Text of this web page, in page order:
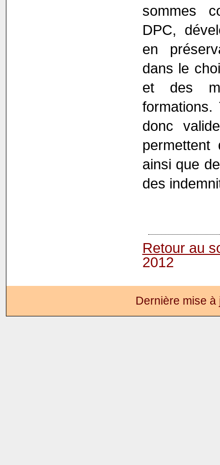
sommes
DPC,
en
dans le
et des
donc
ainsi que
des
Retour au
2012
Dernière mise